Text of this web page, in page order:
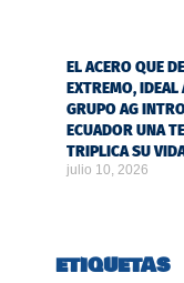
EL ACERO QUE
EXTREMO, IDEAL
GRUPO AG
ECUADOR UNA
TRIPLICA SU
julio 10, 2026
ETIQUETAS